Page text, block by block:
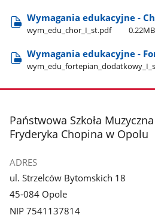
Wymagania edukacyjne -
wym​_edu​_chor​_I​_st.pdf 0.22MB
Wymagania edukacyjne -
stopka
Państwowa Szkoła
Fryderyka Chopina w Opolu
ADRES
ul. Strzelców Bytomskich 18
45-084 Opole
NIP 7541137814